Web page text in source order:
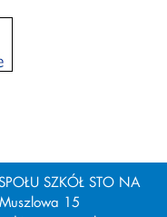
SZKÓŁ STO NA
15